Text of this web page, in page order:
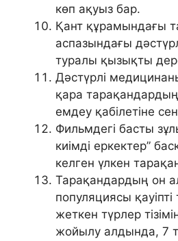
көп ақуыз бар.
Қант құрамындағы
аспазындағы
туралы қызықты
Дәстүрлі
қара
емдеу қабілетіне
Фильмдегі басты
киімді еркектер”
келген үлкен
Тарақандардың он
популяциясы
жеткен түрлер
жойылу алдында, 7